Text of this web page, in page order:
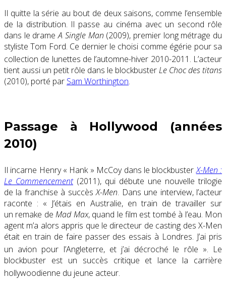
Il quitte la série au bout de deux saisons, comme l’ensemble
de la distribution. Il passe au cinéma avec un second rôle
dans le drameA Single Man (2009), premier long métrage du
styliste Tom Ford. Ce dernier le choisi comme égérie pour sa
collection de lunettes de l’automne-hiver 2010-2011 . L’acteur
tient aussi un petit rôle dans le blockbusterLe Choc des titans
(2010), porté par Sam Worthington.
Passage à Hollywood (années
2010)
Il incarne Henry « Hank » McCoy dans le blockbusterX-Men :
Le Commencement(2011), qui débute une nouvelle trilogie
de la franchise à succèsX-Men. Dans une interview, l’acteur
raconte : « J’étais en Australie, en train de travailler sur
un remake deMad Max, quand le film est tombé à l’eau. Mon
agent m’a alors appris que le directeur de casting des X-Men
était en train de faire passer des essais à Londres. J’ai pris
un avion pour l’Angleterre, et j’ai décroché le rôle ». Le
blockbuster est un succès critique et lance la carrière
hollywoodienne du jeune acteur.